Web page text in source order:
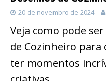
20 de novembro de 2024
Veja como pode
de Cozinheiro
ter momentos